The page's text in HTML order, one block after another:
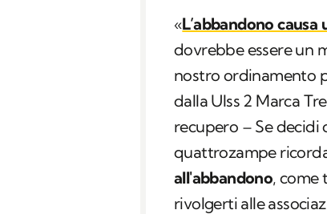
«L’abbandono
dovrebbe essere un
nostro ordinamento
dalla Ulss 2 Marca
recupero – Se decidi
quattrozampe
all'abbandono, come
rivolgerti alle